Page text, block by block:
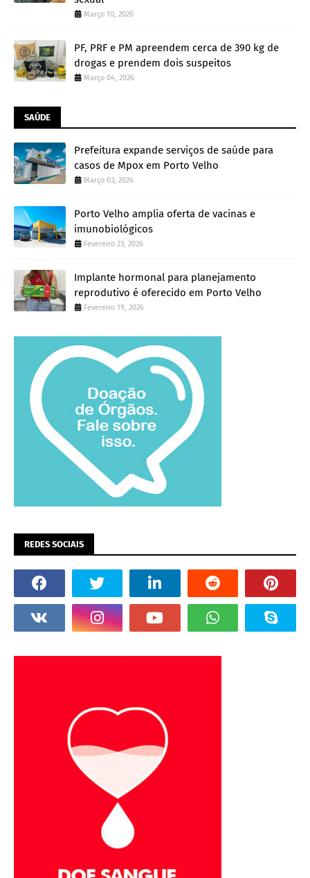
Março 10, 2026
PF, PRF e PM apreendem cerca de 390 kg de
drogas e prendem dois suspeitos
Março 04, 2026
SAÚDE
Prefeitura expande serviços de saúde para
casos de Mpox em Porto Velho
Março 03, 2026
Porto Velho amplia oferta de vacinas e
imunobiológicos
Fevereiro 23, 2026
Implante hormonal para planejamento
reprodutivo é oferecido em Porto Velho
Fevereiro 19, 2026
REDES SOCIAIS